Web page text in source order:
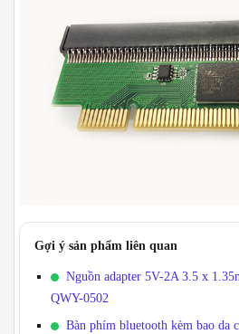
Gợi ý sản phẩm liên quan
Nguồn adapter 5V-2A 3.5 x
QWY-0502
Bàn phím bluetooth kèm bao da